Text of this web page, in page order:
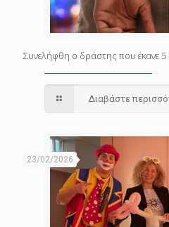
Συνελήφθη ο δράστης που έκανε
Διαβάστε
23/02/2026